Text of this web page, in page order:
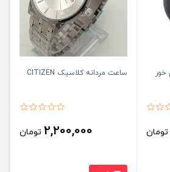
تومان
ساعت مردانه کلاسیک CITIZEN
2,200,000 تومان